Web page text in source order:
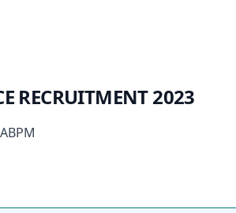
RECRUITMENT 2023